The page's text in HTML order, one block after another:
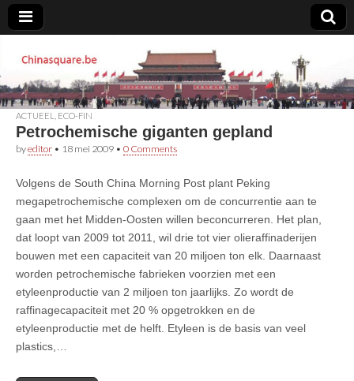
Chinasquare.be
ACTUEEL ECO-FIN
Petrochemische giganten gepland
byeditor • 18 mei 2009 • 0 Comments
Volgens de South China Morning Post plant Peking
megapetrochemische complexen om de concurrentie aan te
gaan met het Midden-Oosten willen beconcurreren. Het plan,
dat loopt van 2009 tot 2011, wil drie tot vier olieraffinaderijen
bouwen met een capaciteit van 20 miljoen ton elk. Daarnaast
worden petrochemische fabrieken voorzien met een
etyleenproductie van 2 miljoen ton jaarlijks. Zo wordt de
raffinagecapaciteit met 20 % opgetrokken en de
etyleenproductie met de helft. Etyleen is de basis van veel
plastics,…